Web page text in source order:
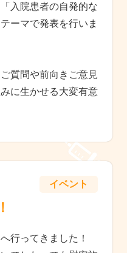
入院患者の自発的な
ーマで発表を行いま
質問や前向きご意見
に生かせる大変有意
イベント
行ってきました！